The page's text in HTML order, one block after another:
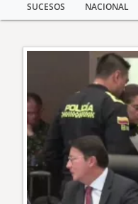
SUCESOS NACIONAL
Sucesos
Nacional
Política
Show
Deportes